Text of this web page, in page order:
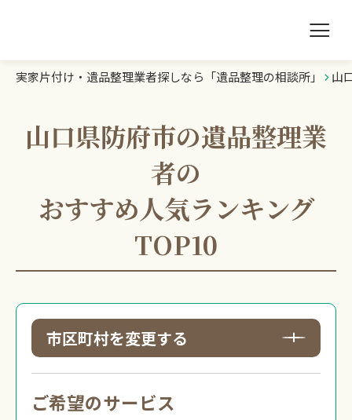
0120-20-1349
受付 8:30～17:30
遺品整理の相談所TOP
業者を探す
初めての方へ
豆知識
お急ぎの方はこちら
実家片付け・遺品整理業者探しなら「遺品整理の相談所」 山
山口県防府市の遺品整理業
者の
おすすめ人気ランキング
TOP10
市区町村を変更する
ご希望のサービス